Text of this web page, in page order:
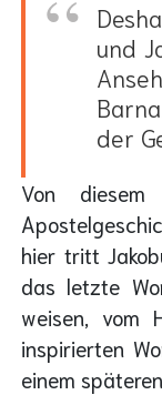
und
der
Von
hier tritt
das letzte
weisen, vom
inspirierten
einem